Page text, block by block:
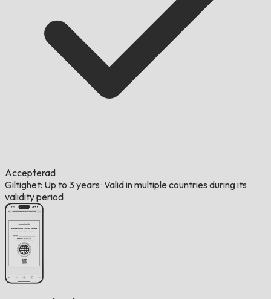
Accepterad
Giltighet: Up to 3 years ·Valid in multiple countries during its
validity period